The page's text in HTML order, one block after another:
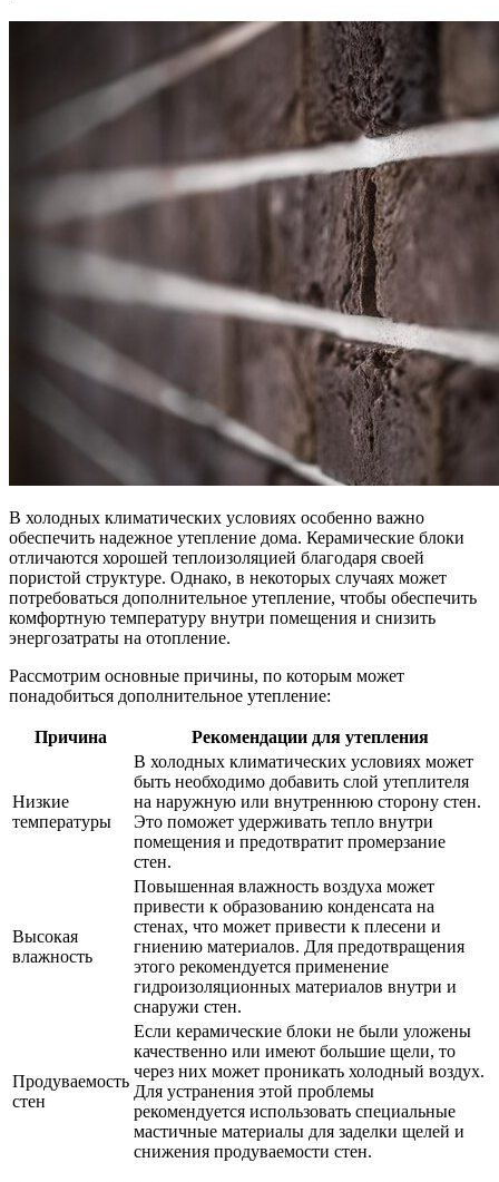
В холодных климатических условиях особенно важно
обеспечить надежное утепление дома. Керамические блоки
отличаются хорошей теплоизоляцией благодаря своей
пористой структуре. Однако, в некоторых случаях может
потребоваться дополнительное утепление, чтобы обеспечить
комфортную температуру внутри помещения и снизить
энергозатраты на отопление.
Рассмотрим основные причины, по которым может
понадобиться дополнительное утепление:
Причина Рекомендации для утепления
Низкие
температуры
В холодных климатических условиях может
быть необходимо добавить слой утеплителя
на наружную или внутреннюю сторону стен.
Это поможет удерживать тепло внутри
помещения и предотвратит промерзание
стен.
Высокая
влажность
Повышенная влажность воздуха может
привести к образованию конденсата на
стенах, что может привести к плесени и
гниению материалов. Для предотвращения
этого рекомендуется применение
гидроизоляционных материалов внутри и
снаружи стен.
Продуваемость
стен
Если керамические блоки не были уложены
качественно или имеют большие щели, то
через них может проникать холодный воздух.
Для устранения этой проблемы
рекомендуется использовать специальные
мастичные материалы для заделки щелей и
снижения продуваемости стен.